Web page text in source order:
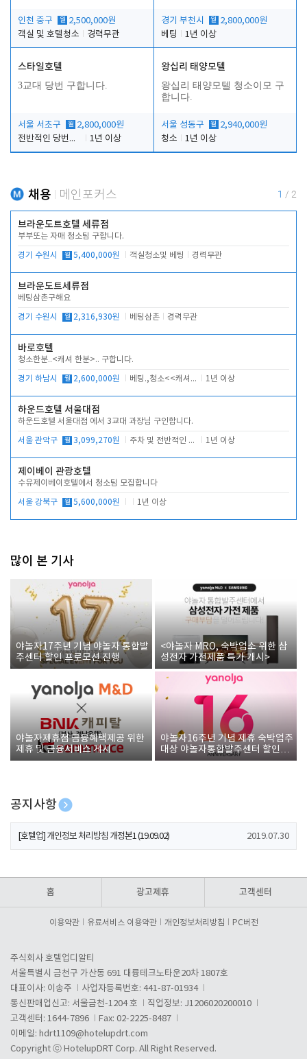
인천 중구 월 2,500,000원
객실 및 호텔청소
경력무관
경기 부천시 월 2,800,000원
베팅
1년 이상
스타일호텔
3교대 당번 구합니다.
서울 서초구 월 2,800,000원
전반적인 당번업무
1년 이상
왕십리 태양모텔
왕십리 태양모텔 청소이모 구
합니다.
서울 성동구 월 2,940,000원
청소
1년 이상
채용 메인포커스 1 / 2
브라운도트호텔 세류점
부부또는 자매 청소팀 구합니다.
경기 수원시 월 5,400,000원 객실청소및 베팅 경력무관
브라운도트세류점
베팅삼촌구해요
경기 수원시 월 2,316,930원 베팅삼촌 경력무관
바로호텔
청소한분..<캐셔 한분>.. 구합니다.
경기 하남시 월 2,600,000원 베팅.,청소<<캐셔 모셔봅니다. 1년 이상
하운드호텔 서울대점
하운드호텔 서울대점 에서 3교대 과장님 구인합니다.
서울 관악구 월 3,099,270원 주차 및 전반적인 당번업무 1년 이상
제이베이 관광호텔
수유제이베이호텔에서 청소팀 모집합니다
서울 강북구 월 5,600,000원 1년 이상
많이 본 기사
야놀자17주년 기념 야놀자 통합발
주센터 할인 프로모션 진행
<야놀자 MRO, 숙박업소 위한 삼
성전자 가전제품 특가 개시>
야놀자제휴점 금융혜택제공 위한
제휴 및 금융서비스 게시
야놀자16주년 기념 제휴 숙박업주
대상 야놀자통합발주센터 할인쿠
폰 증정
공지사항
[호텔업] 개인정보 처리방침 개정본2 (19.09.02)
[호텔업] 개인정보 처리방침 개정본1 (19.09.02) 2019.07.30
홈 광고제휴 고객센터
이용약관 유료서비스 이용약관 개인정보처리방침 PC버전
주식회사 호텔업디알티
서울특별시 금천구 가산동 691 대륭테크노타운20차 1807호
대표이사: 이송주
사업자등록번호: 441-87-01934
통신판매업신고: 서울금천-1204 호
직업정보: J1206020200010
고객센터: 1644-7896
Fax: 02-2225-8487
이메일: hdrt1109@hotelupdrt.com
Copyright ⓒ HotelupDRT Corp. All Right Reserved.